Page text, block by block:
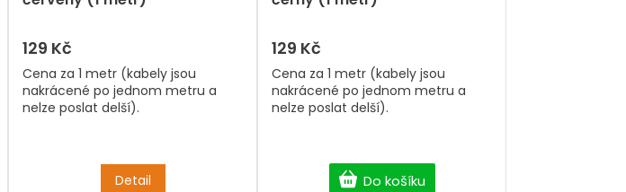
129 Kč
Detail
Cena za 1 metr (kabely jsou
nakrácené po jednom metru a
nelze poslat delší).
129 Kč
Do košíku
Cena za 1 metr (kabely jsou
nakrácené po jednom metru a
nelze poslat delší).